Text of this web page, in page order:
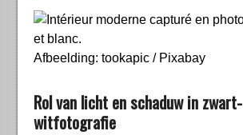
Afbeelding: tookapic / Pixabay
Rol van licht en schaduw in zwart-
witfotografie